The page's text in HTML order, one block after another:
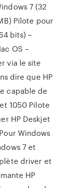
7 (32
Pilote pour
bits) –
OS –
via le site
dire que HP
capable de
1050 Pilote
HP Deskjet
Windows
7 et
driver et
HP